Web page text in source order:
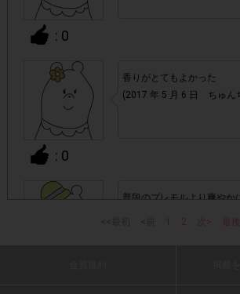
・必ず、商品が届いた後の「領収書/購入
ジを撮影してください。
細書」ページ画像を提出いただいても不備
・商品単価目安につきましては、あくまで
ります。実際の購入価格につきましては
性がございますのでAmazon.co.jpペー
・今回Amazon.co.jpでの購入限定です。
: 0
: 0
香りがとてもよかった
(2017 年 5 月 6 日 ちゅん
普段のプレモルより爽やか
2 次> 最